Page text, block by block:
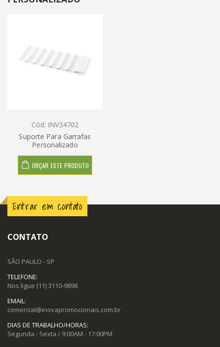
Cód: INV34702
Suporte Para Garrafas
Personalizado
ORÇAR ESTE PRODUTO
Entrar em contato
CONTATO
SÃO PAULO - SP
TELEFONE:
Nos ligue (11) 3110-9898
EMAIL:
comercial@inovapromocionais.com.br
DIAS DE TRABALHO/HORAS:
Segunda - Sexta / 9:00AM - 17:00PM